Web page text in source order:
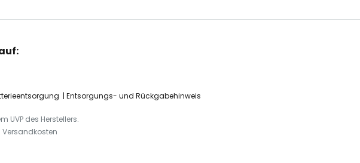
Entsorgungs- und Rückgabehinweis
UVP des Herstellers.
Versandkosten